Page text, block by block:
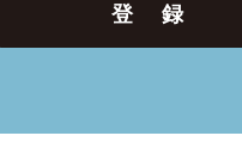
登 録